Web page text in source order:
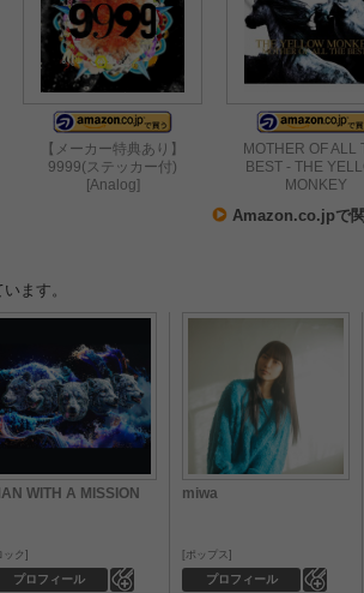
【メーカー特典あり】
9999(ステッカー付)
[Analog]
MOTHER OF ALL
BEST - THE
MONKEY
Amazon.co.jpで
ます。
WITH A MISSION
プロフィール
ック
miwa
プロフィール
ポップス